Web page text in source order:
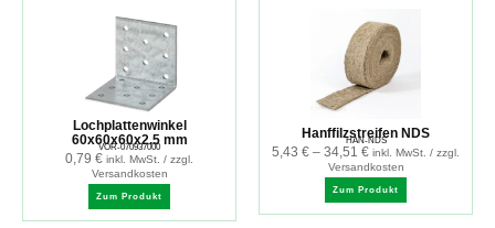
Lochplattenwinkel
60x60x60x2.5 mm
VOR-070937000
0,79 € inkl. MwSt. / zzgl.
Versandkosten
Zum Produkt
Hanffilzstreifen NDS
HAN-NDS
5,43 € – 34,51 € inkl. MwSt. / zzgl.
Versandkosten
Zum Produkt